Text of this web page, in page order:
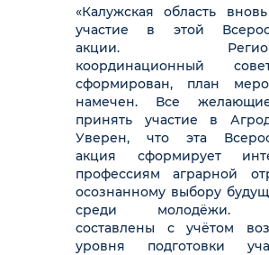
«Калужская область
участие в этой
акции.
координационный
сформирован, план
намечен. Все
принять участие в
Уверен, что эта
акция сформирует
профессиям аграрной
осознанному выбору
среди молодёжи.
составлены с учётом
уровня подготовки